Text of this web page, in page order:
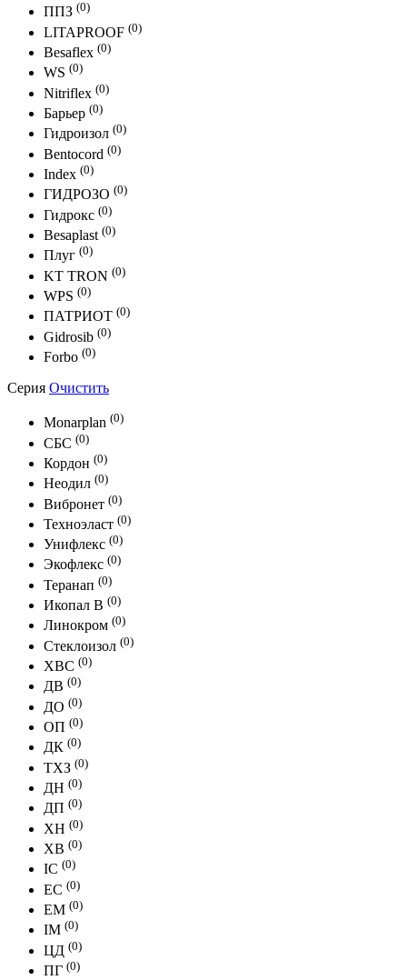
ППЗ (0)
LITAPROOF (0)
Besaflex (0)
WS (0)
Nitriflex (0)
Барьер (0)
Гидроизол (0)
Bentocord (0)
Index (0)
ГИДРОЗО (0)
Гидрокс (0)
Besaplast (0)
Плуг (0)
KT TRON (0)
WPS (0)
ПАТРИОТ (0)
Gidrosib (0)
Forbo (0)
Серия Очистить
Monarplan (0)
СБС (0)
Кордон (0)
Неодил (0)
Вибронет (0)
Техноэласт (0)
Унифлекс (0)
Экофлекс (0)
Теранап (0)
Икопал В (0)
Линокром (0)
Стеклоизол (0)
ХВС (0)
ДВ (0)
ДО (0)
ОП (0)
ДК (0)
ТХЗ (0)
ДН (0)
ДП (0)
ХН (0)
ХВ (0)
IC (0)
EC (0)
EM (0)
IM (0)
ЦД (0)
ПГ (0)